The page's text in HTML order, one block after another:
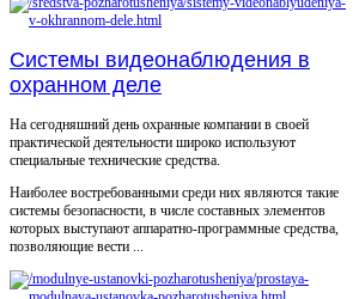
Системы видеонаблюдения в
охранном деле
На сегодняшний день охранные компании в своей
практической деятельности широко используют
специальные технические средства.
Наиболее востребованными среди них являются такие
системы безопасности, в числе составных элементов
которых выступают аппаратно-программные средства,
позволяющие вести ...